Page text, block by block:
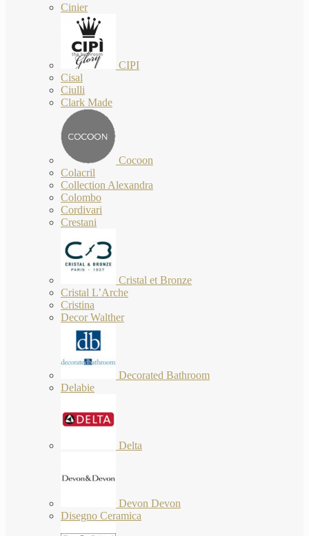
Cinier
CIPI
Cisal
Ciulli
Clark Made
Cocoon
Colacril
Collection Alexandra
Colombo
Cordivari
Crestani
Cristal et Bronze
Cristal L’Arche
Cristina
Decor Walther
Decorated Bathroom
Delabie
Delta
Devon Devon
Disegno Ceramica